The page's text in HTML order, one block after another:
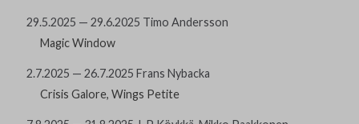
29.5.2025 — 29.6.2025 Timo Andersson
Magic Window
2.7.2025 — 26.7.2025 Frans Nybacka
Crisis Galore, Wings Petite